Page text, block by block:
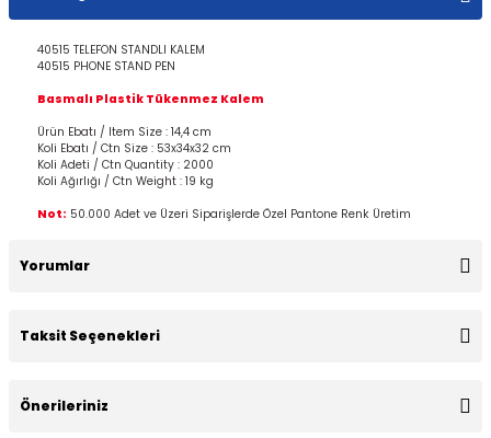
40515 TELEFON STANDLI KALEM
40515 PHONE STAND PEN
Basmalı Plastik Tükenmez Kalem
Ürün Ebatı / Item Size : 14,4 cm
Koli Ebatı / Ctn Size : 53x34x32 cm
Koli Adeti / Ctn Quantity : 2000
Koli Ağırlığı / Ctn Weight : 19 kg
Not: 50.000 Adet ve Üzeri Siparişlerde Özel Pantone Renk Üretim
Yorumlar
Taksit Seçenekleri
Önerileriniz